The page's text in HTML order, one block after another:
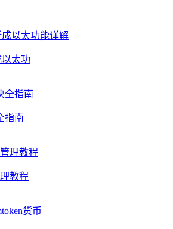
太功
指南
教程